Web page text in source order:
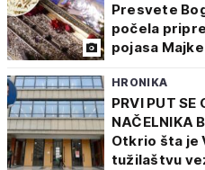
Presvete
počela
pojasa
HRONIKA
PRVI PUT SE
NAČELNIKA
Otkrio šta je
tužilaštvu